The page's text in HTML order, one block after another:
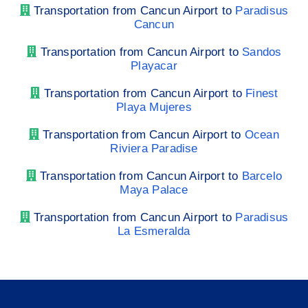
Transportation from Cancun Airport to Paradisus
Cancun
Transportation from Cancun Airport to Sandos
Playacar
Transportation from Cancun Airport to Finest
Playa Mujeres
Transportation from Cancun Airport to Ocean
Riviera Paradise
Transportation from Cancun Airport to Barcelo
Maya Palace
Transportation from Cancun Airport to Paradisus
La Esmeralda